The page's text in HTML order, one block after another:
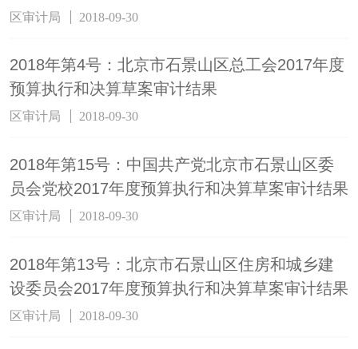
区审计局 2018-09-30
2018年第4号：北京市石景山区总工会2017年度
预算执行和决算草案审计结果
区审计局 2018-09-30
2018年第15号：中国共产党北京市石景山区委
员会党校2017年度预算执行和决算草案审计结果
区审计局 2018-09-30
2018年第13号：北京市石景山区住房和城乡建
设委员会2017年度预算执行和决算草案审计结果
区审计局 2018-09-30